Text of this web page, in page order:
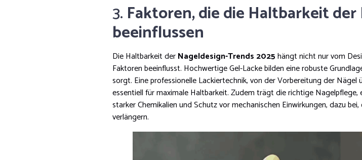
3. Faktoren, die die Haltbarkeit
beeinflussen
Die Haltbarkeit derNageldesign-Trends 2025hängt nicht nur vom
Faktoren beeinflusst. Hochwertige Gel-Lacke bilden eine robuste
sorgt. Eine professionelle Lackiertechnik, von der Vorbereitung der
essentiell für maximale Haltbarkeit. Zudem trägt die richtige
starker Chemikalien und Schutz vor mechanischen Einwirkungen, dazu
verlängern.